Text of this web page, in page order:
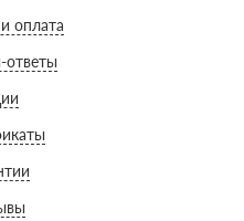
оплата
ответы